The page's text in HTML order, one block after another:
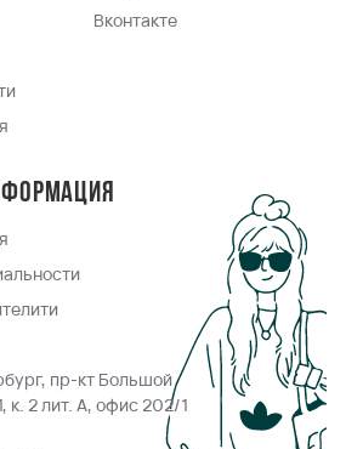
Вконтакте
пр-кт Большой
к. 2 лит. А, офис 202/1